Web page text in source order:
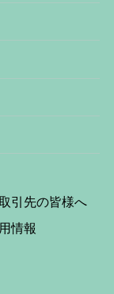
引先の皆様へ
情報